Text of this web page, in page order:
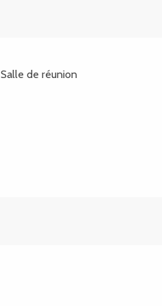
Salle de réunion